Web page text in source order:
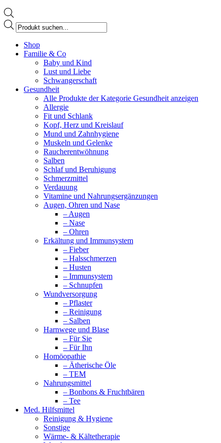
Products
search
page
opens
Shop
Familie & Co
Baby und Kind
Lust und Liebe
Schwangerschaft
Gesundheit
Alle Produkte der Kategorie Gesundheit anzeigen
Allergie
Fit und Schlank
Kopf, Herz und Kreislauf
Mund und Zahnhygiene
Muskeln und Gelenke
Raucherentwöhnung
Salben
Schlaf und Beruhigung
Schmerzmittel
Verdauung
Vitamine und Nahrungsergänzungen
Augen, Ohren und Nase
– Augen
– Nase
– Ohren
Erkältung und Immunsystem
– Fieber
– Halsschmerzen
– Husten
– Immunsystem
– Schnupfen
Wundversorgung
– Pflaster
– Reinigung
– Salben
Harnwege und Blase
– Für Sie
– Für Ihn
Homöopathie
– Ätherische Öle
– TEM
Nahrungsmittel
– Bonbons & Fruchtbären
– Tee
Med. Hilfsmittel
Reinigung & Hygiene
Sonstige
Wärme- & Kältetherapie